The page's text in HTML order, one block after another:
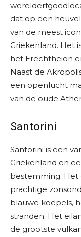
dat op een
van de meest
Griekenland. Het
het Erechtheion
Naast de
een openlucht
van de oude
Santorini
Santorini is een
Griekenland en
bestemming. Het
prachtige
blauwe koepels,
stranden. Het
de grootste